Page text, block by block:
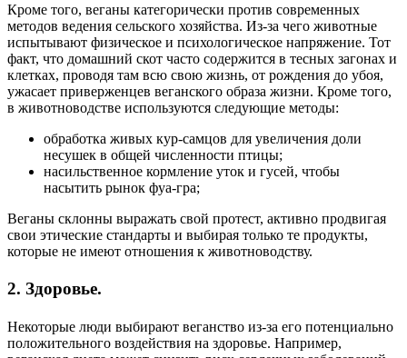
Кроме того, веганы категорически против современных
методов ведения сельского хозяйства. Из-за чего животные
испытывают физическое и психологическое напряжение. Тот
факт, что домашний скот часто содержится в тесных загонах и
клетках, проводя там всю свою жизнь, от рождения до убоя,
ужасает приверженцев веганского образа жизни. Кроме того,
в животноводстве используются следующие методы:
обработка живых кур-самцов для увеличения доли
несушек в общей численности птицы;
насильственное кормление уток и гусей, чтобы
насытить рынок фуа-гра;
Веганы склонны выражать свой протест, активно продвигая
свои этические стандарты и выбирая только те продукты,
которые не имеют отношения к животноводству.
2. Здоровье.
Некоторые люди выбирают веганство из-за его потенциально
положительного воздействия на здоровье. Например,